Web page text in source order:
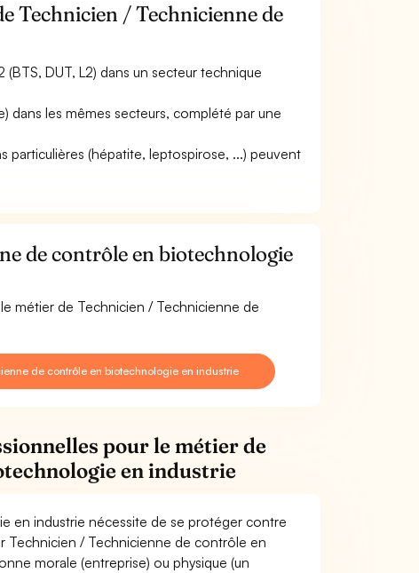
Technicien / Technicienne de
DUT, L2) dans un secteur technique
dans les mêmes secteurs, complété par une
particulières (hépatite, leptospirose, ...) peuvent
de contrôle en biotechnologie
métier de Technicien / Technicienne de
de contrôle en biotechnologie en industrie
pour le métier de
en industrie
en industrie nécessite de se protéger contre
Technicien / Technicienne de contrôle en
morale (entreprise) ou physique (un